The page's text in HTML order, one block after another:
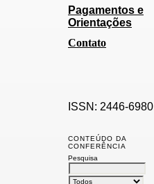
Pagamentos e
Orientações
Contato
ISSN: 2446-6980
CONTEÚDO DA
CONFERÊNCIA
Pesquisa